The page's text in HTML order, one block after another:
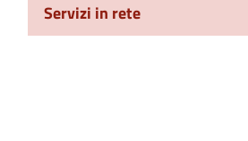
Servizi in rete